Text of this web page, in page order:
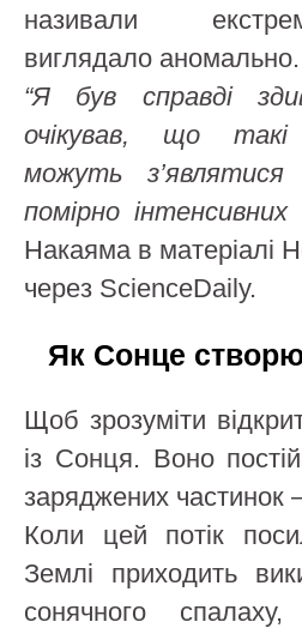
називали
виглядало аномально.
“Я був справді
очікував, що такі
можуть
помірно інтенсивних
Накаяма в матеріалі
через ScienceDaily.
Як Сонце
Щоб зрозуміти
із Сонця. Воно
заряджених частинок
Коли цей потік
Землі приходить
сонячного